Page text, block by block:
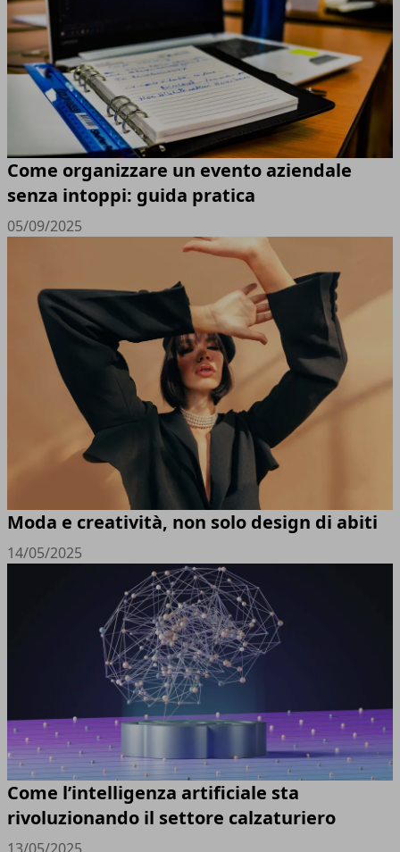
Come organizzare un evento aziendale
senza intoppi: guida pratica
05/09/2025
Moda e creatività, non solo design di abiti
14/05/2025
Come l’intelligenza artificiale sta
rivoluzionando il settore calzaturiero